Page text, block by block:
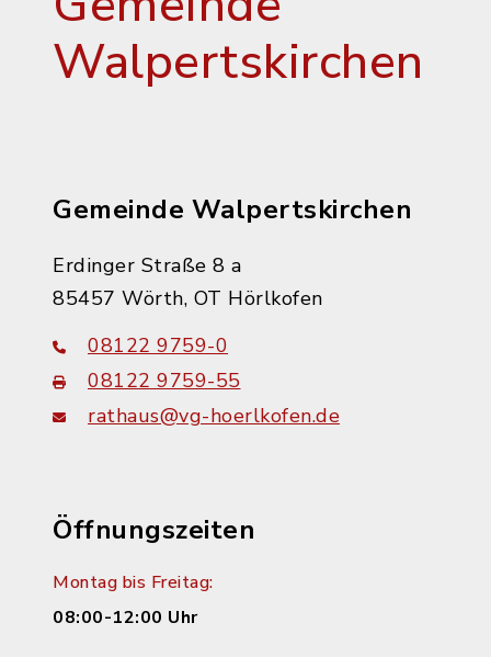
Walpertskirchen
Gemeinde Walpertskirchen
Erdinger Straße 8 a
85457 Wörth, OT Hörlkofen
08122 9759-0
08122 9759-55
rathaus@vg-hoerlkofen.de
Öffnungszeiten
Montag bis Freitag:
08:00-12:00 Uhr